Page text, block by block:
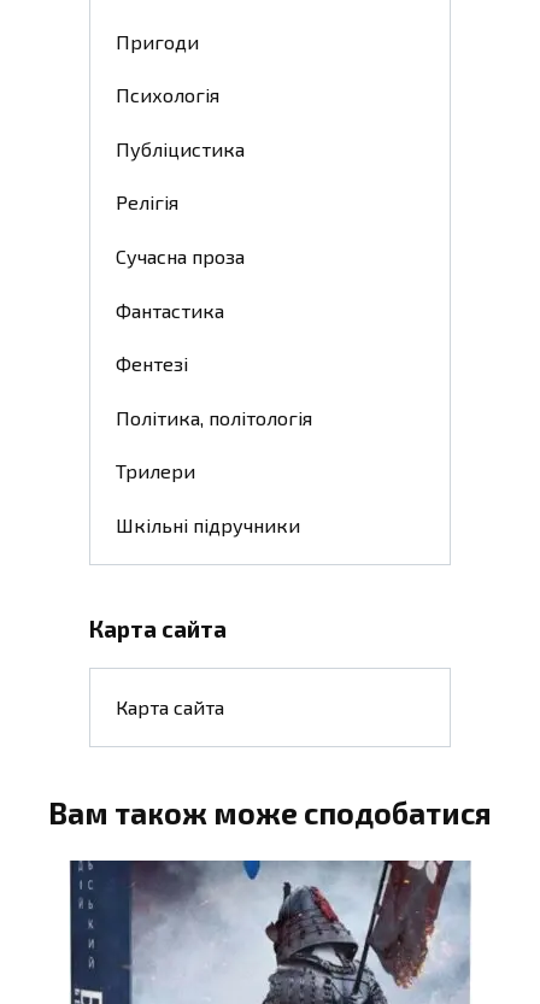
Пригоди
Психологія
Публіцистика
Релігія
Сучасна проза
Фантастика
Фентезі
Політика, політологія
Трилери
Шкільні підручники
Карта сайта
Карта сайта
Вам також може сподобатися